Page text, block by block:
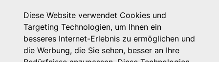
Diese Website verwendet Cookies und
Targeting Technologien, um Ihnen ein
besseres Internet-Erlebnis zu ermöglichen und
die Werbung, die Sie sehen, besser an Ihre
Presse
Kontakt
Impressum
Datenschutzhinweis
Login